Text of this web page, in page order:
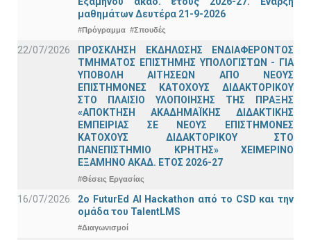
μαθημάτων Δευτέρα 21-9-2026
#Πρόγραμμα #Σπουδές
22/07/2026
ΠΡΟΣΚΛΗΣΗ ΕΚΔΗΛΩΣΗΣ ΕΝΔΙΑΦΕΡΟΝΤΟΣ
ΤΜΗΜΑΤΟΣ ΕΠΙΣΤΗΜΗΣ ΥΠΟΛΟΓΙΣΤΩΝ - ΓΙΑ
ΥΠΟΒΟΛΗ ΑΙΤΗΣΕΩΝ ΑΠΟ ΝΕΟΥΣ
ΕΠΙΣΤΗΜΟΝΕΣ ΚΑΤΟΧΟΥΣ ΔΙΔΑΚΤΟΡΙΚΟΥ
ΣΤΟ ΠΛΑΙΣΙΟ ΥΛΟΠΟΙΗΣΗΣ ΤΗΣ ΠΡΑΞΗΣ
«ΑΠΟΚΤΗΣΗ ΑΚΑΔΗΜΑΪΚΗΣ ΔΙΔΑΚΤΙΚΗΣ
ΕΜΠΕΙΡΙΑΣ ΣΕ ΝΕΟΥΣ ΕΠΙΣΤΗΜΟΝΕΣ
ΚΑΤΟΧΟΥΣ ΔΙΔΑΚΤΟΡΙΚΟΥ ΣΤΟ
ΠΑΝΕΠΙΣΤΗΜΙΟ ΚΡΗΤΗΣ» ΧΕΙΜΕΡΙΝΟ
ΕΞΑΜΗΝΟ ΑΚΑΔ. ΕΤΟΣ 2026-27
#Θέσεις Εργασίας
16/07/2026
2o FuturEd AI Hackathon από το CSD και την
ομάδα του TalentLMS
#Διαγωνισμοί